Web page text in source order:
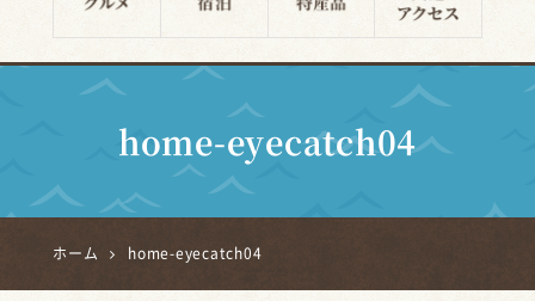
home-eyecatch04
ホーム home-eyecatch04